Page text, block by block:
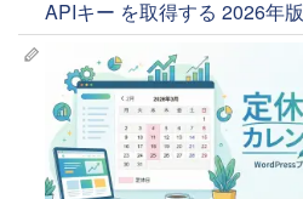
APIキー を取得する 2026年版